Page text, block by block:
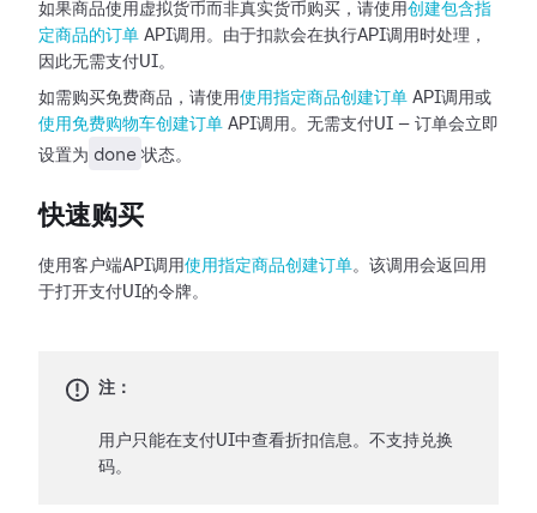
如果商品使用虚拟货币而非真实货币购买，请使用创建包含指
定商品的订单 API调用。由于扣款会在执行API调用时处理，
因此无需支付UI。
如需购买免费商品，请使用使用指定商品创建订单 API调用或
使用免费购物车创建订单 API调用。无需支付UI — 订单会立即
设置为 done 状态。
快速购买
使用客户端API调用使用指定商品创建订单。该调用会返回用
于打开支付UI的令牌。
注：
用户只能在支付UI中查看折扣信息。不支持兑换
码。